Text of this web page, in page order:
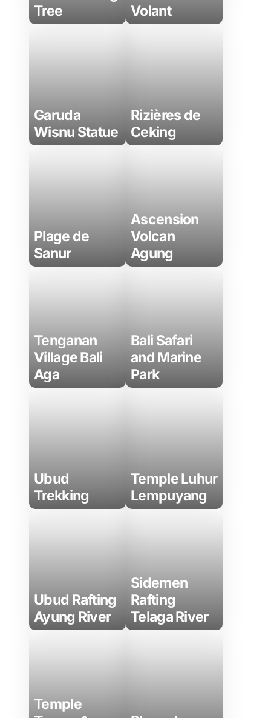
Tree
Volant
Garuda
Wisnu Statue
Rizières de
Ceking
Plage de
Sanur
Ascension
Volcan
Agung
Tenganan
Village Bali
Aga
Bali Safari
and Marine
Park
Ubud
Trekking
Temple Luhur
Lempuyang
Ubud Rafting
Ayung River
Sidemen
Rafting
Telaga River
Temple